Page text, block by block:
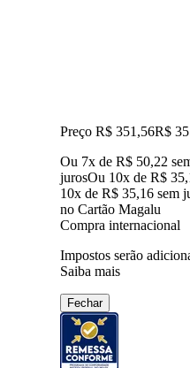
Preço R$ 351,56R$
Ou 7x de R$ 50,22
jurosOu 10x de R$
10x de R$ 35,16 sem
no Cartão Magalu
Compra internacional
Impostos serão
Saiba mais
Fechar